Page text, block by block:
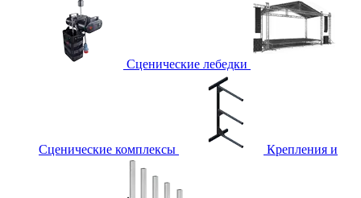
Сценические лебедки
Сценические комплексы Крепления и